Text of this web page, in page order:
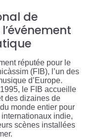
de
réputée pour le
(FIB), l’un des
d’Europe.
le FIB accueille
des dizaines de
monde entier pour
internationaux indie,
scènes installées